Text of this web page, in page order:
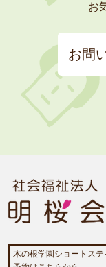
お
お問
木の根学園ショートステ